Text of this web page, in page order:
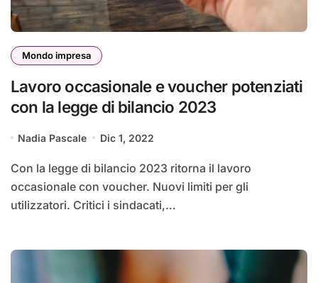
Mondo impresa
Lavoro occasionale e voucher potenziati
con la legge di bilancio 2023
Nadia Pascale Dic 1, 2022
Con la legge di bilancio 2023 ritorna il lavoro
occasionale con voucher. Nuovi limiti per gli
utilizzatori. Critici i sindacati,…